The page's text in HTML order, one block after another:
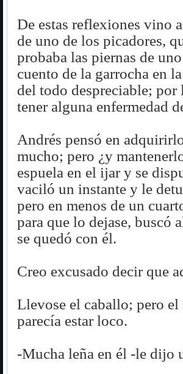
De estas reflexiones vino
de uno de los picadores,
probaba las piernas de
cuento de la garrocha en
del todo despreciable;
tener alguna enfermedad
Andrés pensó en
mucho; pero ¿y
espuela en el ijar y se
vaciló un instante y le
pero en menos de un
para que lo dejase, buscó
se quedó con él.
Creo excusado decir que
Llevose el caballo; pero el
parecía estar loco.
-Mucha leña en él -le dijo